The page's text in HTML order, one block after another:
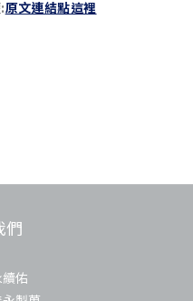
原文連結點這裡
們
佑